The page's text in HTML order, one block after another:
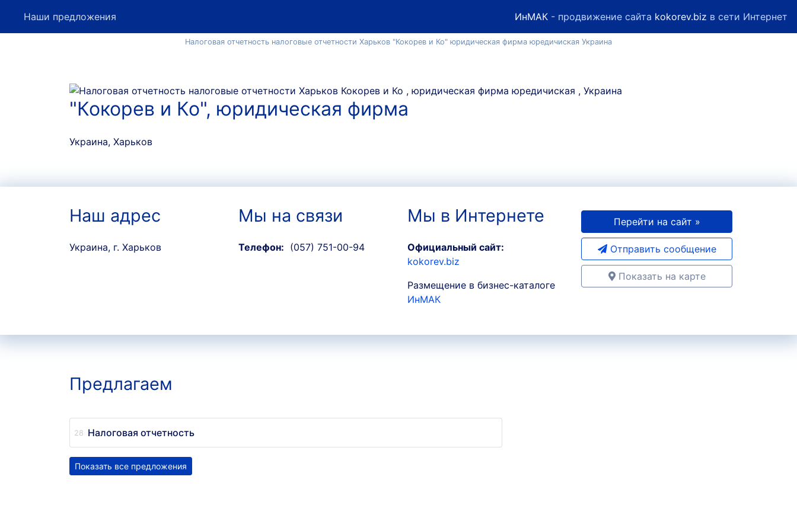
Наши предложения ИнМАК - продвижение сайта kokorev.biz в сети Интернет
Налоговая отчетность налоговые отчетности Харьков "Кокорев и Ко" юридическая фирма юредичиская Украина
"Кокорев и Ко", юридическая фирма
Украина, Харьков
Наш адрес
Украина, г. Харьков
Мы на связи
Телефон: (057) 751-00-94
Мы в Интернете
Официальный сайт:
kokorev.biz
Размещение в бизнес-каталоге
ИнМАК
Перейти на сайт »
Отправить сообщение
Показать на карте
Предлагаем
Налоговая отчетность
Показать все предложения